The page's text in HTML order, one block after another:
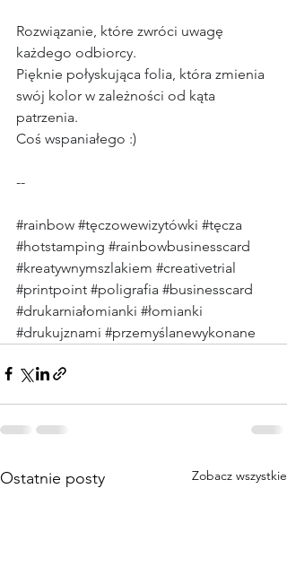
Rozwiązanie, które zwróci uwagę
każdego odbiorcy.
Pięknie połyskująca folia, która zmienia
swój kolor w zależności od kąta
patrzenia.
Coś wspaniałego :)
--
#rainbow #tęczowewizytówki #tęcza
#hotstamping #rainbowbusinesscard
#kreatywnymszlakiem #creativetrial
#printpoint #poligrafia #businesscard
#drukarniałomianki #łomianki
#drukujznami #przemyślanewykonane
Ostatnie posty Zobacz wszystkie